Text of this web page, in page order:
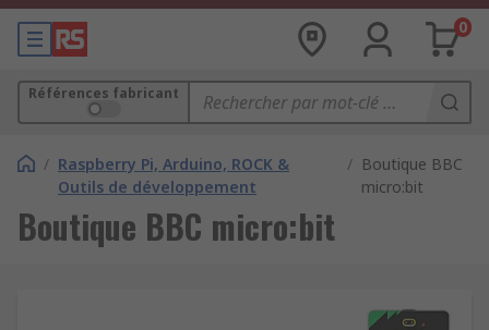
0
Références fabricant
/ Raspberry Pi, Arduino, ROCK &
Outils de développement
/ Boutique BBC
micro:bit
Boutique BBC micro:bit